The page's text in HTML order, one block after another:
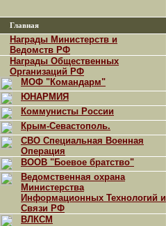
Главная
Награды Министерств и
Ведомств РФ
Награды Общественных
Организаций РФ
МОФ "Командарм"
ЮНАРМИЯ
Коммунисты России
Крым-Севастополь.
СВО Специальная Военная
Операция
ВООВ "Боевое братство"
Ведомственная охрана
Министерства
Информационных Технологий и
Связи РФ
ВЛКСМ